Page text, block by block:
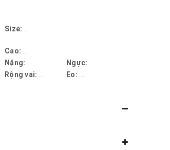
Size:
Cao:
Nặng:
Ngực:
Rộng vai:
Eo: